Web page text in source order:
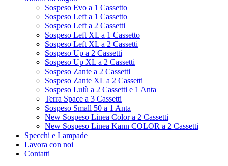
Sospeso Evo a 1 Cassetto
Sospeso Left a 1 Cassetto
Sospeso Left a 2 Cassetti
Sospeso Left XL a 1 Cassetto
Sospeso Left XL a 2 Cassetti
Sospeso Up a 2 Cassetti
Sospeso Up XL a 2 Cassetti
Sospeso Zante a 2 Cassetti
Sospeso Zante XL a 2 Cassetti
Sospeso Lulù a 2 Cassetti e 1 Anta
Terra Space a 3 Cassetti
Sospeso Small 50 a 1 Anta
New Sospeso Linea Color a 2 Cassetti
New Sospeso Linea Kann COLOR a 2 Cassetti
Specchi e Lampade
Lavora con noi
Contatti